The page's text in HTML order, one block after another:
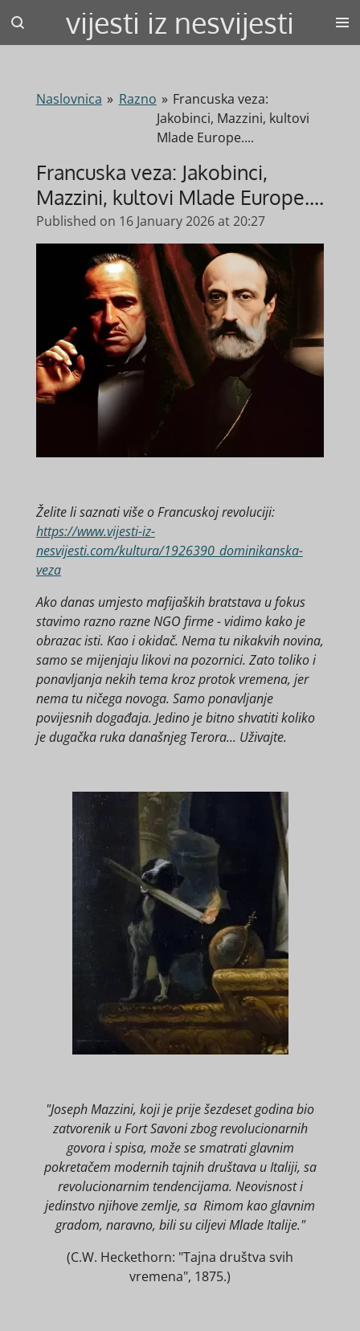
Skip
vijesti iz nesvijesti
Naslovnica » Razno » Francuska veza:
Jakobinci, Mazzini, kultovi
Mlade Europe....
Francuska veza: Jakobinci,
Mazzini, kultovi Mlade Europe....
Published on 16 January 2026 at 20:27
Želite li saznati više o Francuskoj revoluciji:
https://www.vijesti-iz-
nesvijesti.com/kultura/1926390_dominikanska-
veza
Ako danas umjesto mafijaških bratstava u fokus
stavimo razno razne NGO firme - vidimo kako je
obrazac isti. Kao i okidač. Nema tu nikakvih novina,
samo se mijenjaju likovi na pozornici. Zato toliko i
ponavljanja nekih tema kroz protok vremena, jer
nema tu ničega novoga. Samo ponavljanje
povijesnih događaja. Jedino je bitno shvatiti koliko
je dugačka ruka današnjeg Terora... Uživajte.
"Joseph Mazzini, koji je prije šezdeset godina bio
zatvorenik u Fort Savoni zbog revolucionarnih
govora i spisa, može se smatrati glavnim
pokretačem modernih tajnih društava u Italiji, sa
revolucionarnim tendencijama. Neovisnost i
jedinstvo njihove zemlje, sa Rimom kao glavnim
gradom, naravno, bili su ciljevi Mlade Italije."
(C.W. Heckethorn: "Tajna društva svih
vremena", 1875.)